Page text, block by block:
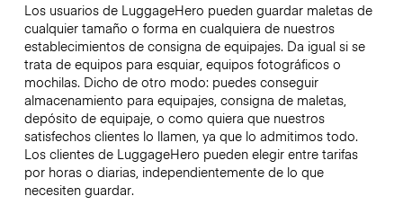
Los usuarios de LuggageHero pueden guardar maletas de
cualquier tamaño o forma en cualquiera de nuestros
establecimientos de consigna de equipajes. Da igual si se
trata de equipos para esquiar, equipos fotográficos o
mochilas. Dicho de otro modo: puedes conseguir
almacenamiento para equipajes, consigna de maletas,
depósito de equipaje, o como quiera que nuestros
satisfechos clientes lo llamen, ya que lo admitimos todo.
Los clientes de LuggageHero pueden elegir entre tarifas
por horas o diarias, independientemente de lo que
necesiten guardar.